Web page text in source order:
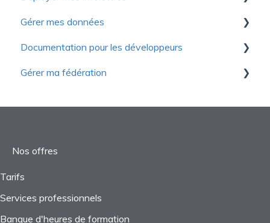
Questions fréquentes
Gestion des dépenses
Journal général
Consolidation
Projets
Questions fréquentes
Introduction à Yapla Infolettres
Configurer vos infolettres
Gestion des contacts
Gérer mes données
Premiers pas
Configuration
Documentation pour les développeurs
Fonctions avancées
Gérer ma fédération
Nos offres
Tarifs
Services professionnels
Banque d'heures de formation